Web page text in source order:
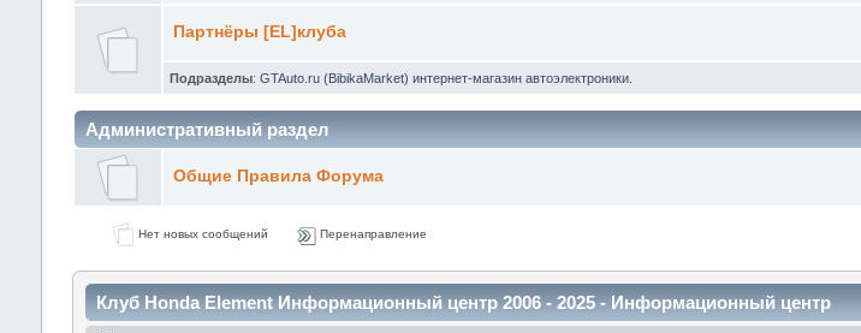
Партнёры [EL]клуба
Подразделы: GTAuto.ru (BibikaMarket) интернет-магазин автоэлектроники.
Административный раздел
Общие Правила Форума
Нет новых сообщений Перенаправление
Клуб Honda Element Информационный центр 2006 - 2025 - Информационный центр